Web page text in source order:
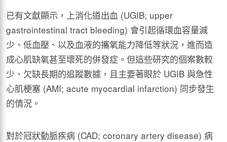
已有文獻顯示，上消化道出血 (UGIB; upper
gastrointestinal tract bleeding) 會引起循環血容量減
少、低血壓、以及血液的攜氧能力降低等狀況，進而造
成心肌缺氧甚至壞死的併發症。但這些研究的個案數較
少、欠缺長期的追蹤數據，且主要著眼於 UGIB 與急性
心肌梗塞 (AMI; acute myocardial infarction) 同步發生
的情況。
對於冠狀動脈疾病 (CAD; coronary artery disease) 病